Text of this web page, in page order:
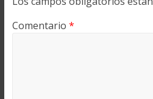
Comentario *